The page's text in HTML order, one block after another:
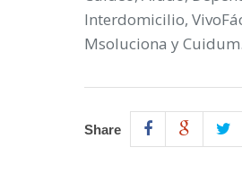
Interdomicilio,
Msoluciona y Cuidum.
Share